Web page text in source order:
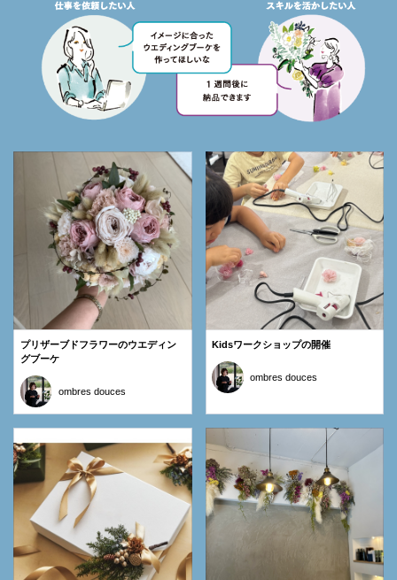
プリザーブドフラワーのウエディン
グブーケ
ombres douces
Kidsワークショップの開催
ombres douces